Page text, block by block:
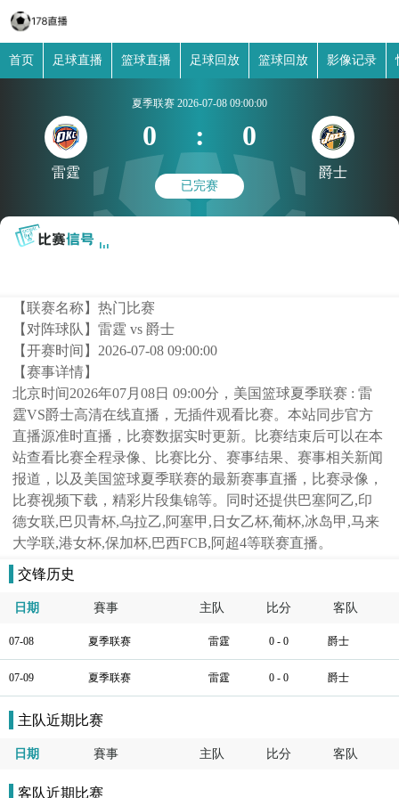
首页 足球直播 篮球直播 足球回放 篮球回放 影像记录
雷霆
夏季联赛 2026-07-08 09:00:00
0 : 0
已完赛
爵士
【联赛名称】热门比赛
【对阵球队】雷霆 vs 爵士
【开赛时间】 2026-07-08 09:00:00
【赛事详情】
北京时间2026年07月08日 09:00分，美国篮球夏季联赛 : 雷
霆VS爵士高清在线直播，无插件观看比赛。本站同步官方
直播源准时直播，比赛数据实时更新。比赛结束后可以在本
站查看比赛全程录像、比赛比分、赛事结果、赛事相关新闻
报道，以及美国篮球夏季联赛的最新赛事直播，比赛录像，
比赛视频下载，精彩片段集锦等。同时还提供巴塞阿乙,印
德女联,巴贝青杯,乌拉乙,阿塞甲,日女乙杯,葡杯,冰岛甲,马来
大学联,港女杯,保加杯,巴西FCB,阿超4等联赛直播。
交锋历史
日期 賽事 主队 比分 客队
07-08 夏季联赛 雷霆 0 - 0 爵士
07-09 夏季联赛 雷霆 0 - 0 爵士
主队近期比赛
日期 賽事 主队 比分 客队
客队近期比赛